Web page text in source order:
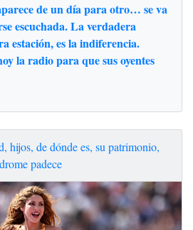
de un día para otro… se va
escuchada. La verdadera
estación, es la indiferencia.
la radio para que sus oyentes
hijos, de dónde es, su patrimonio,
padece